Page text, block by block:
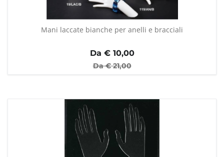
Mani laccate bianche per anelli e bracciali
Da €10,00
Da €21,00